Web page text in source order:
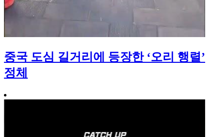
중국 도심 길거리에 등장한 ‘오리 행렬’
정체